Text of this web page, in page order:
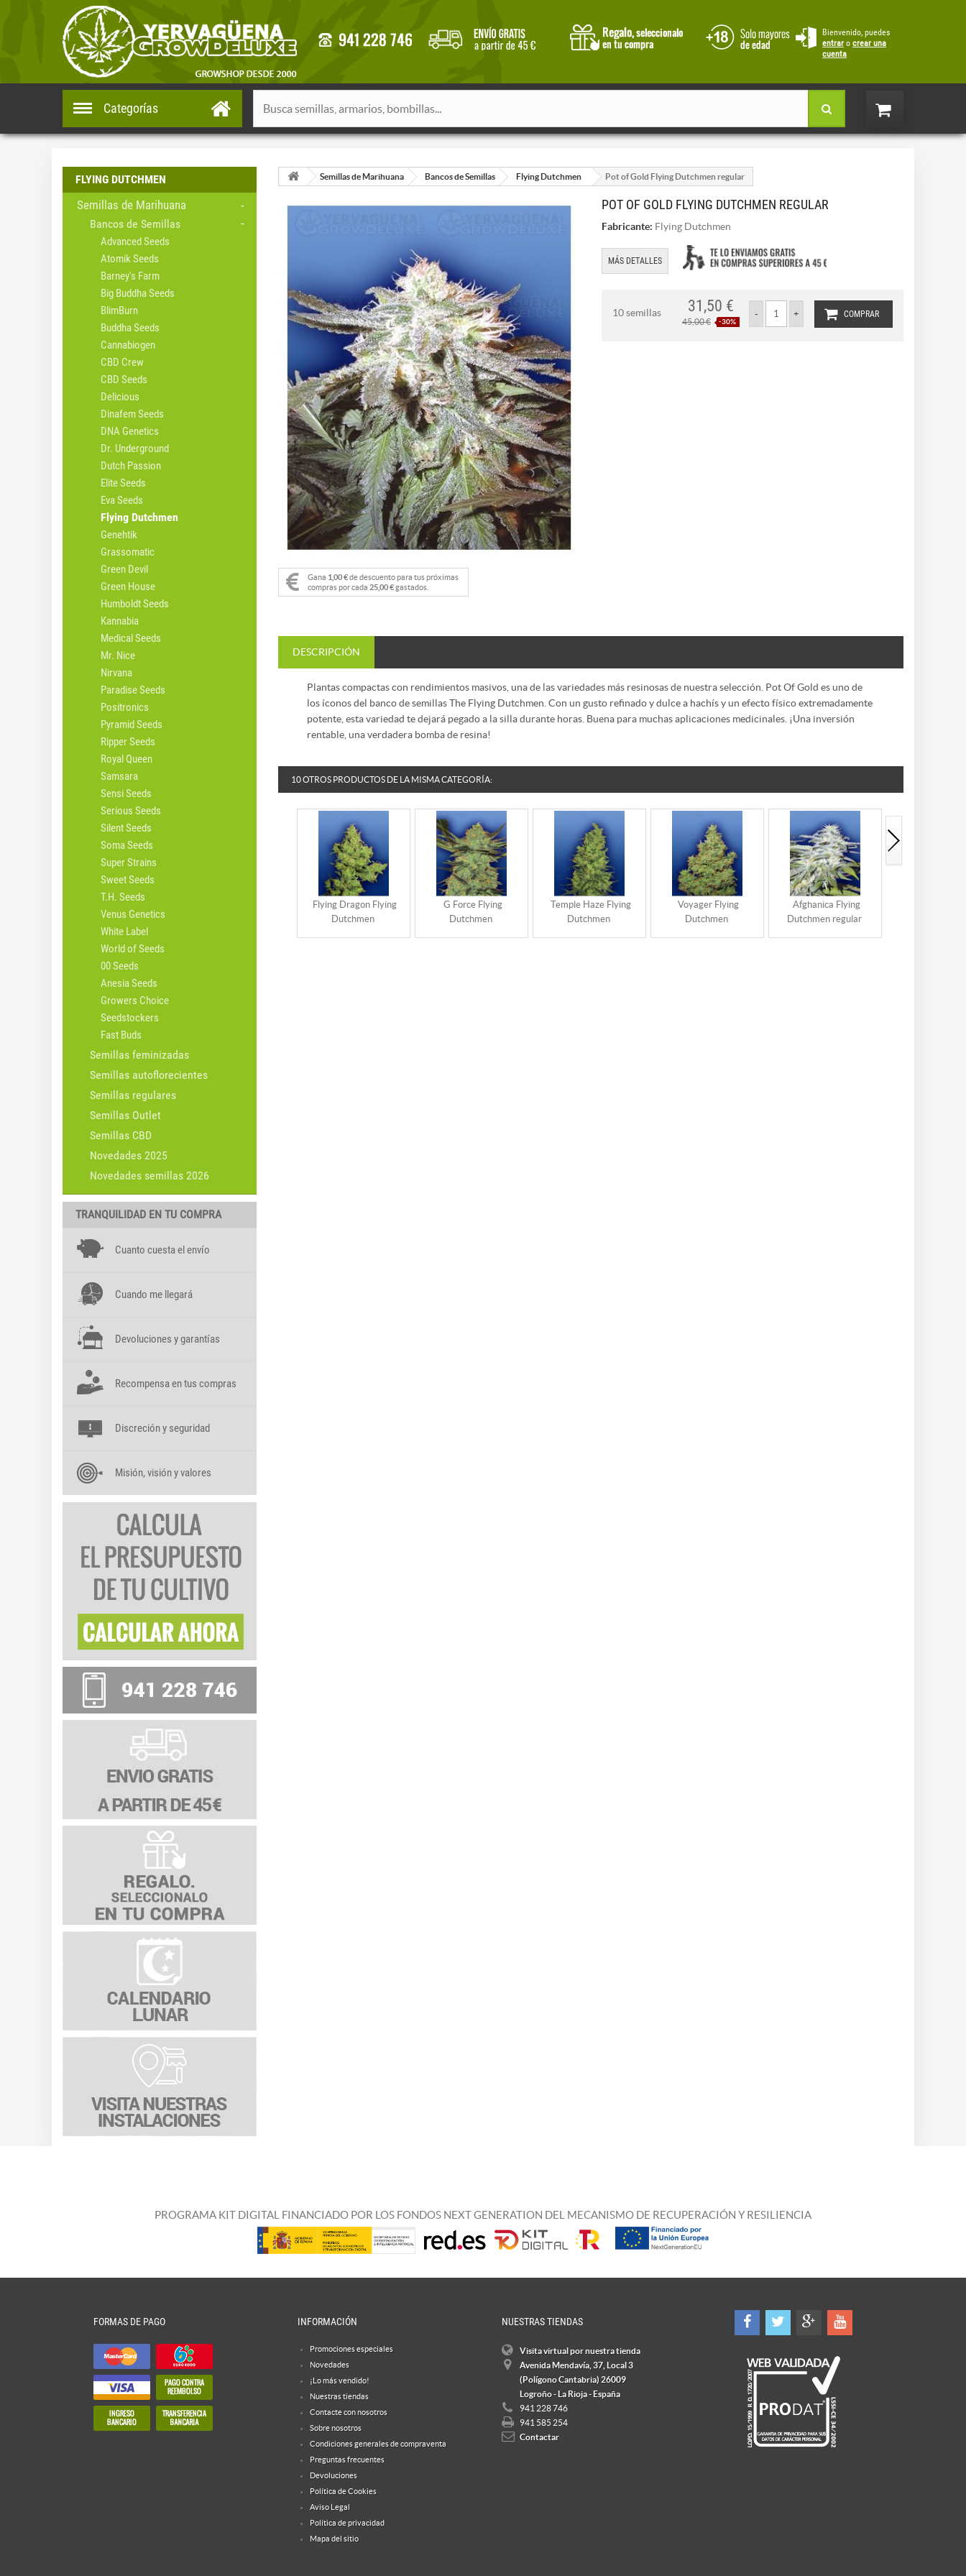
Bienvenido, puedes
entrar o crear una
cuenta
Categorías
FLYING DUTCHMEN
Semillas de Marihuana
Bancos de Semillas
Advanced Seeds
Atomik Seeds
Barney's Farm
Big Buddha Seeds
BlimBurn
Buddha Seeds
Cannabiogen
CBD Crew
CBD Seeds
Delicious
Dinafem Seeds
DNA Genetics
Dr. Underground
Dutch Passion
Elite Seeds
Eva Seeds
Flying Dutchmen
Genehtik
Grassomatic
Green Devil
Green House
Humboldt Seeds
Kannabia
Medical Seeds
Mr. Nice
Nirvana
Paradise Seeds
Positronics
Pyramid Seeds
Ripper Seeds
Royal Queen
Samsara
Sensi Seeds
Serious Seeds
Silent Seeds
Soma Seeds
Super Strains
Sweet Seeds
T.H. Seeds
Venus Genetics
White Label
World of Seeds
00 Seeds
Anesia Seeds
Growers Choice
Seedstockers
Fast Buds
Semillas feminizadas
Semillas autoflorecientes
Semillas regulares
Semillas Outlet
Semillas CBD
Novedades 2025
Novedades semillas 2026
TRANQUILIDAD EN TU COMPRA
Cuanto cuesta el envío
Cuando me llegará
Devoluciones y garantías
Recompensa en tus compras
Discreción y seguridad
Misión, visión y valores
Semillas de Marihuana Bancos de Semillas Flying Dutchmen Pot of Gold Flying Dutchmen regular
Gana 1,00 €de descuento para tus próximas
compras por cada 25,00 €gastados.
POT OF GOLD FLYING DUTCHMEN REGULAR
Fabricante: Flying Dutchmen
MÁS DETALLES
10 semillas COMPRAR
31,50 €
45,00 € -30%
DESCRIPCIÓN
Plantas compactas con rendimientos masivos, una de las variedades más resinosas de nuestra selección. Pot Of Gold es uno de
los íconos del banco de semillas The Flying Dutchmen. Con un gusto refinado y dulce a hachís y un efecto físico extremadamente
potente, esta variedad te dejará pegado a la silla durante horas. Buena para muchas aplicaciones medicinales. ¡Una inversión
rentable, una verdadera bomba de resina!
10 OTROS PRODUCTOS DE LA MISMA CATEGORÍA:
Flying Dragon Flying
Dutchmen
G Force Flying
Dutchmen
Temple Haze Flying
Dutchmen
Voyager Flying
Dutchmen
Afghanica Flying
Dutchmen regular
PROGRAMA KIT DIGITAL FINANCIADO POR LOS FONDOS NEXT GENERATION DEL MECANISMO DE RECUPERACIÓN Y RESILIENCIA
FORMAS DE PAGO INFORMACIÓN
Promociones especiales
Novedades
¡Lo más vendido!
Nuestras tiendas
Contacte con nosotros
Sobre nosotros
Condiciones generales de compraventa
Preguntas frecuentes
Devoluciones
Política de Cookies
Aviso Legal
Política de privacidad
Mapa del sitio
NUESTRAS TIENDAS
Visita virtual por nuestra tienda
Avenida Mendavía, 37, Local 3
(Polígono Cantabria) 26009
Logroño - La Rioja - España
941 228 746
941 585 254
Contactar